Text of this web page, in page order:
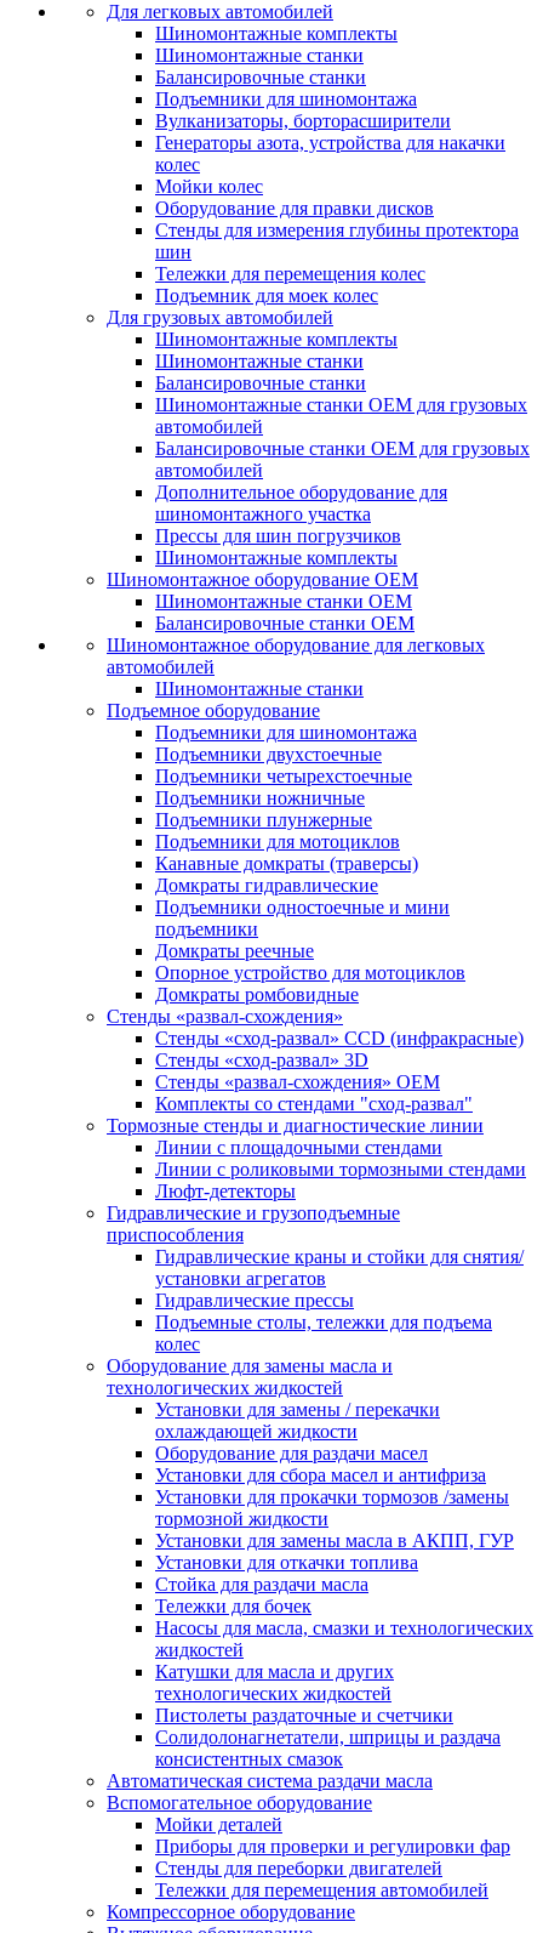
Для легковых автомобилей
Шиномонтажные комплекты
Шиномонтажные станки
Балансировочные станки
Подъемники для шиномонтажа
Вулканизаторы, борторасширители
Генераторы азота, устройства для накачки
колес
Мойки колес
Оборудование для правки дисков
Стенды для измерения глубины протектора
шин
Тележки для перемещения колес
Подъемник для моек колеc
Для грузовых автомобилей
Шиномонтажные комплекты
Шиномонтажные станки
Балансировочные станки
Шиномонтажные станки ОЕМ для грузовых
автомобилей
Балансировочные станки ОЕМ для грузовых
автомобилей
Дополнительное оборудование для
шиномонтажного участка
Прессы для шин погрузчиков
Шиномонтажные комплекты
Шиномонтажное оборудование ОЕМ
Шиномонтажные станки ОЕМ
Балансировочные станки ОЕМ
Шиномонтажное оборудование для легковых
автомобилей
Шиномонтажные станки
Подъемное оборудование
Подъемники для шиномонтажа
Подъемники двухстоечные
Подъемники четырехстоечные
Подъемники ножничные
Подъемники плунжерные
Подъемники для мотоциклов
Канавные домкраты (траверсы)
Домкраты гидравлические
Подъемники одностоечные и мини
подъемники
Домкраты реечные
Опорное устройство для мотоциклов
Домкраты ромбовидные
Стенды «развал-схождения»
Стенды «сход-развал» CCD (инфракрасные)
Стенды «сход-развал» 3D
Стенды «развал-схождения» ОЕМ
Комплекты со стендами "сход-развал"
Тормозные стенды и диагностические линии
Линии с площадочными стендами
Линии с роликовыми тормозными стендами
Люфт-детекторы
Гидравлические и грузоподъемные
приспособления
Гидравлические краны и стойки для снятия/
установки агрегатов
Гидравлические прессы
Подъемные столы, тележки для подъема
колес
Оборудование для замены масла и
технологических жидкостей
Установки для замены / перекачки
охлаждающей жидкости
Оборудование для раздачи масел
Установки для сбора масел и антифриза
Установки для прокачки тормозов /замены
тормозной жидкости
Установки для замены масла в АКПП, ГУР
Установки для откачки топлива
Стойка для раздачи масла
Тележки для бочек
Насосы для масла, смазки и технологических
жидкостей
Катушки для масла и других
технологических жидкостей
Пистолеты раздаточные и счетчики
Солидолонагнетатели, шприцы и раздача
консистентных смазок
Автоматическая система раздачи масла
Вспомогательное оборудование
Мойки деталей
Приборы для проверки и регулировки фар
Стенды для переборки двигателей
Тележки для перемещения автомобилей
Компрессорное оборудование